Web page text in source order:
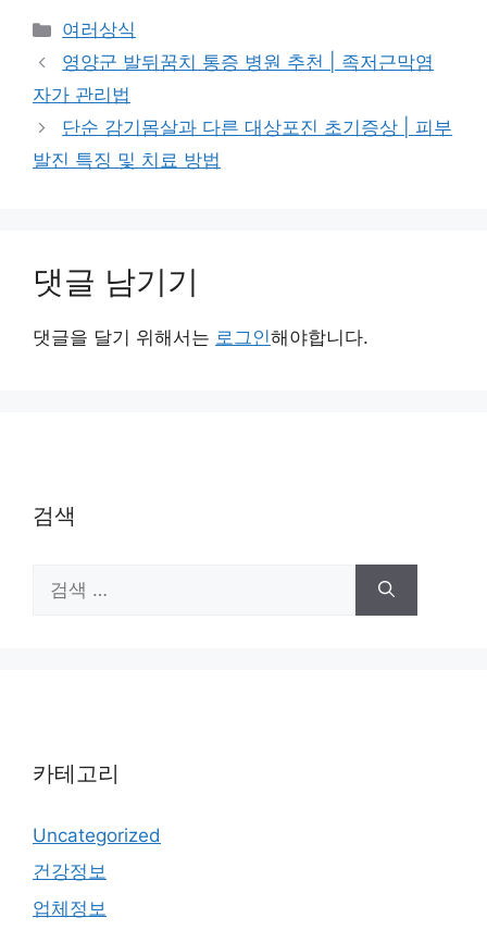
카
테
리
여러상식
영양군 발뒤꿈치 통증 병원 추천 | 족저근막염
자가 관리법
단순 감기몸살과 다른 대상포진 초기증상 | 피부
발진 특징 및 치료 방법
댓글 남기기
댓글을 달기 위해서는 로그인해야합니다.
검색
색:
카테고리
Uncategorized
건강정보
업체정보